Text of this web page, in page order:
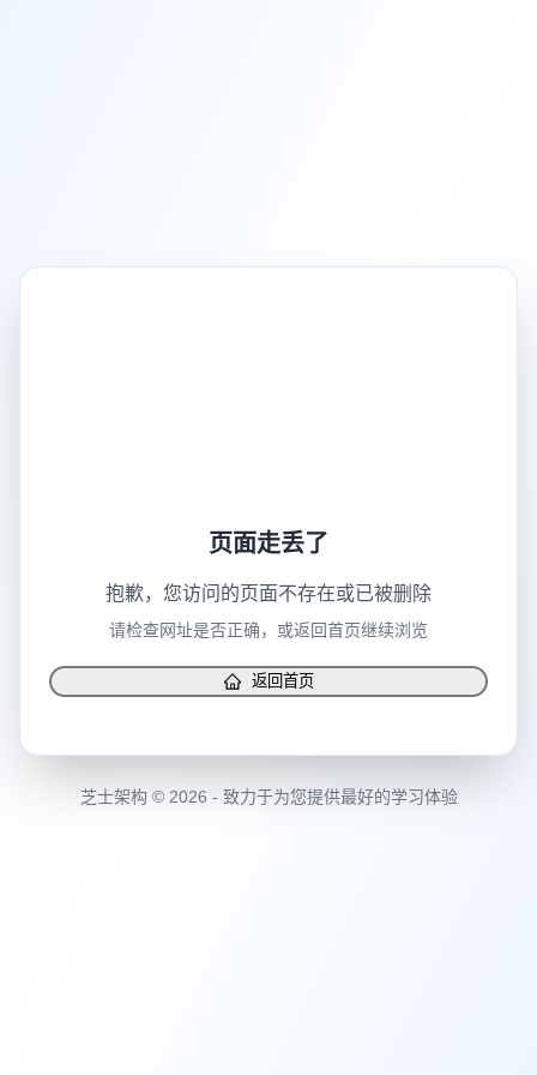
页面走丢了
抱歉，您访问的页面不存在或已被删除
请检查网址是否正确，或返回首页继续浏览
返回首页